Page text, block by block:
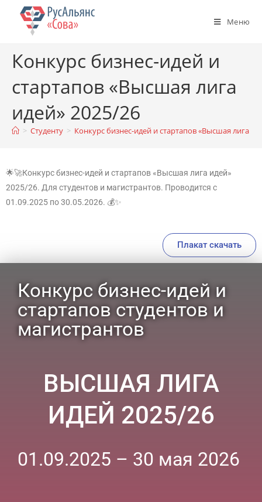
Меню
Конкурс бизнес-идей и
стартапов «Высшая лига
идей» 2025/26
> Студенту > Конкурс бизнес-идей и стартапов «Высшая лига
🌟🚀Конкурс бизнес-идей и стартапов «Высшая лига идей»
2025/26. Для студентов и магистрантов. Проводится с
01.09.2025 по 30.05.2026. 💰✨
Плакат скачать
Конкурс бизнес-идей и
стартапов студентов и
магистрантов
ВЫСШАЯ ЛИГА
ИДЕЙ 2025/26
01.09.2025 – 30 мая 2026